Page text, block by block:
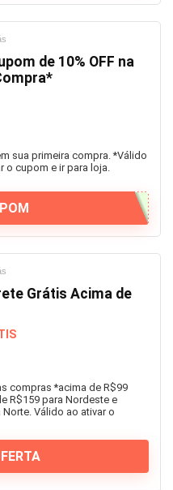
de 10% OFF na
sua primeira compra. *Válido
o cupom e ir para loja.
Grátis Acima de
compras *acima de R$99
R$159 para Nordeste e
Válido ao ativar o